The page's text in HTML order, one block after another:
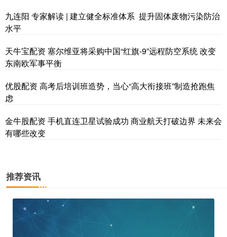
九连阳 专家解读 | 建立健全标准体系 提升固体废物污染防治
水平
天牛宝配资 塞尔维亚将采购中国“红旗-9”远程防空系统 改变
东南欧军事平衡
优股配资 高考后培训班造势，当心“高大衔接班”制造抢跑焦
虑
金牛股配资 手机直连卫星试验成功 商业航天打破边界 未来会
有哪些改变
推荐资讯